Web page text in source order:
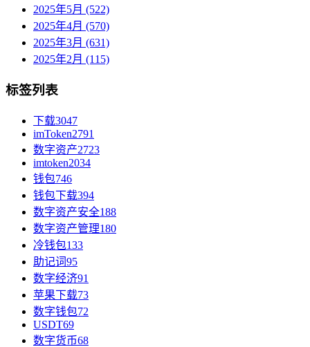
2025年5月 (522)
2025年4月 (570)
2025年3月 (631)
2025年2月 (115)
标签列表
下载3047
imToken2791
数字资产2723
imtoken2034
钱包746
钱包下载394
数字资产安全188
数字资产管理180
冷钱包133
助记词95
数字经济91
苹果下载73
数字钱包72
USDT69
数字货币68